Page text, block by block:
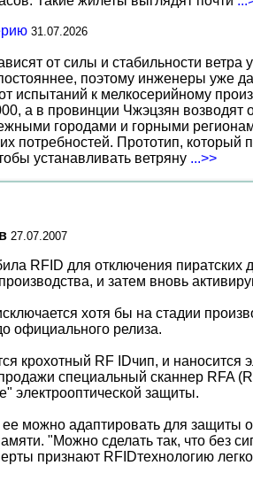
31.07.2026
от силы и стабильности
поэтому инженеры уже
испытаний к мелкосерийному
а в провинции Чжэцзян
городами и горными
потребностей. Прототип,
устанавливать ветряну ...>>
27.07.2007
RFID для отключения пиратских
и затем вновь
хотя бы на стадии
официального релиза.
крохотный RF IDчип, и
специальный сканнер RFA
электрооптической защиты.
можно адаптировать для защиты
"Можно сделать так, что без
признают RFIDтехнологию